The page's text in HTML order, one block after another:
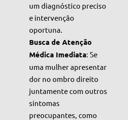
um diagnóstico preciso
e intervenção
oportuna.
Busca de Atenção
Médica Imediata: Se
uma mulher apresentar
dor no ombro direito
juntamente com outros
sintomas
preocupantes, como